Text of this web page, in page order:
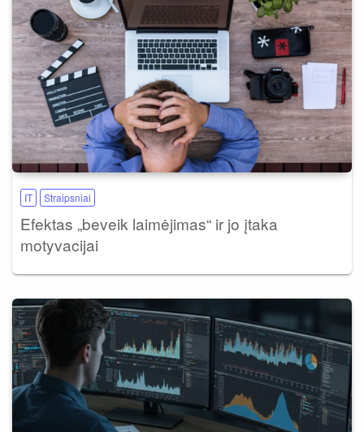
IT Straipsniai
Efektas „beveik laimėjimas“ ir jo įtaka
motyvacijai